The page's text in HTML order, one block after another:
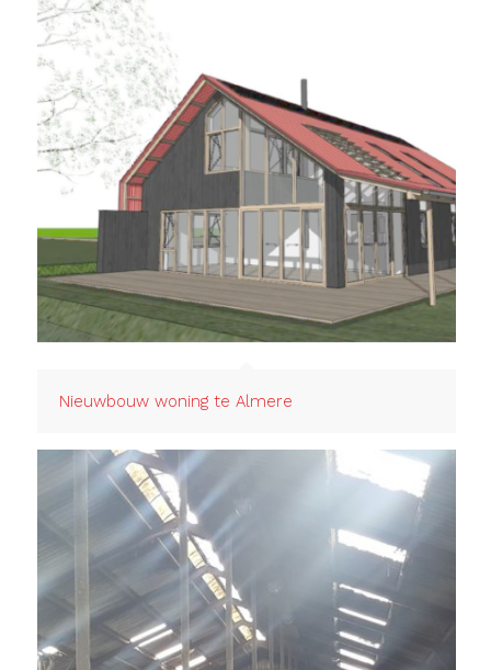
Nieuwbouw woning te Almere